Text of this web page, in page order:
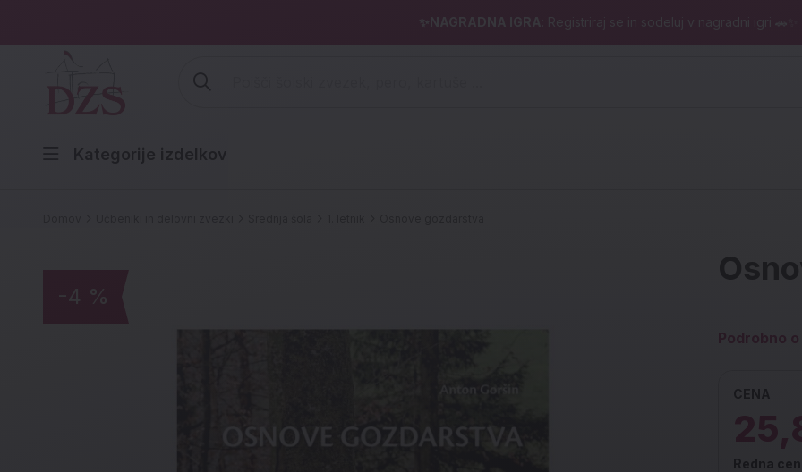
✨NAGRADNA IGRA : Registriraj se in sodeluj v nagradni igri 🚗✨
Kategorije izdelkov
-4 %
Podrobno
CENA
Redna